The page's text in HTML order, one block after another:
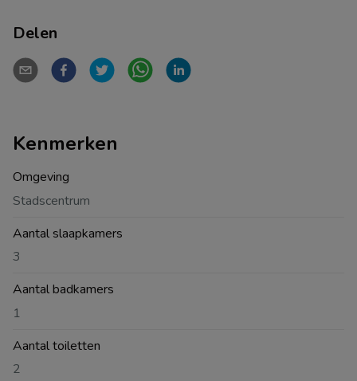
Delen
Kenmerken
Omgeving
Stadscentrum
Aantal slaapkamers
3
Aantal badkamers
1
Aantal toiletten
2